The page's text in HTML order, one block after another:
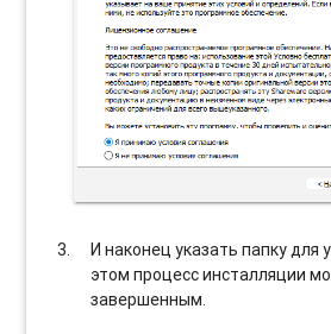
И наконец указать папку для
этом процесс инсталляции
завершенным.